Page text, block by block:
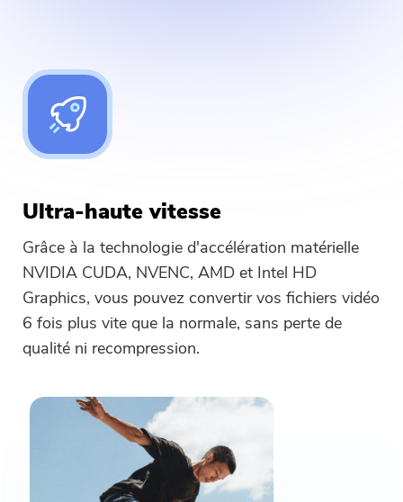
Ultra-haute vitesse
Grâce à la technologie d'accélération matérielle
NVIDIA CUDA, NVENC, AMD et Intel HD
Graphics, vous pouvez convertir vos fichiers vidéo
6 fois plus vite que la normale, sans perte de
qualité ni recompression.
promo ont été envoyés à votre
également cliquer sur le bouton pour
Acheter